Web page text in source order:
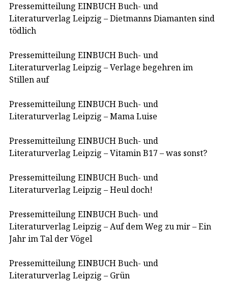
Pressemitteilung EINBUCH Buch- und
Literaturverlag Leipzig – Dietmanns Diamanten sind
tödlich
Pressemitteilung EINBUCH Buch- und
Literaturverlag Leipzig – Verlage begehren im
Stillen auf
Pressemitteilung EINBUCH Buch- und
Literaturverlag Leipzig – Mama Luise
Pressemitteilung EINBUCH Buch- und
Literaturverlag Leipzig – Vitamin B17 – was sonst?
Pressemitteilung EINBUCH Buch- und
Literaturverlag Leipzig – Heul doch!
Pressemitteilung EINBUCH Buch- und
Literaturverlag Leipzig – Auf dem Weg zu mir – Ein
Jahr im Tal der Vögel
Pressemitteilung EINBUCH Buch- und
Literaturverlag Leipzig – Grün